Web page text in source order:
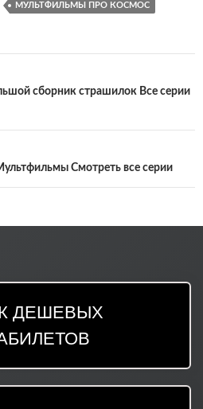
МУЛЬТФИЛЬМЫ ПРО КОСМОС
сборник страшилок Все серии
Смотреть все серии